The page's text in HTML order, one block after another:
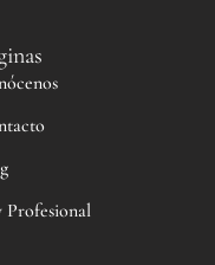
Profesional